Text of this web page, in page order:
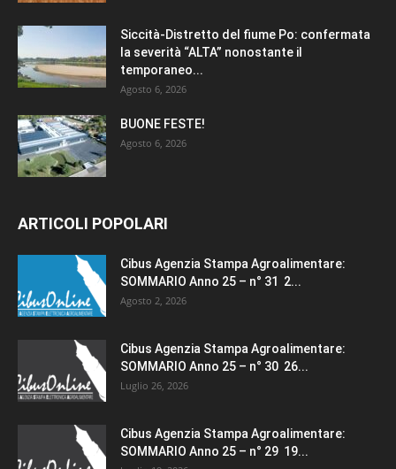
Siccità-Distretto del fiume Po: confermata
la severità “ALTA” nonostante il
temporaneo...
Agosto 6, 2026
BUONE FESTE!
Agosto 6, 2026
ARTICOLI POPOLARI
Cibus Agenzia Stampa Agroalimentare:
SOMMARIO Anno 25 – n° 31 2...
Agosto 2, 2026
Cibus Agenzia Stampa Agroalimentare:
SOMMARIO Anno 25 – n° 30 26...
Luglio 26, 2026
Cibus Agenzia Stampa Agroalimentare:
SOMMARIO Anno 25 – n° 29 19...